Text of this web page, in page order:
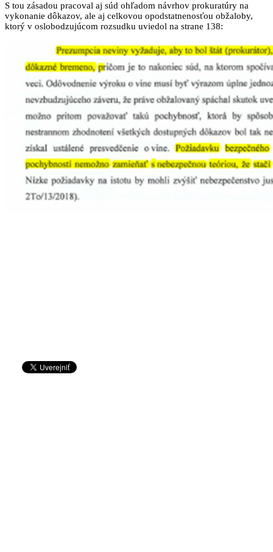
S tou zásadou pracoval aj súd ohľadom návrhov prokuratúry na
vykonanie dôkazov, ale aj celkovou opodstatnenosťou obžaloby,
ktorý v oslobodzujúcom rozsudku uviedol na strane 138: